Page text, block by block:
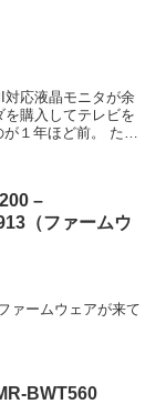
対応液晶モニタが余
を購入してテレビを
年ほど前。 た
–
（ファームウ
ァームウェアが来て
BWT560